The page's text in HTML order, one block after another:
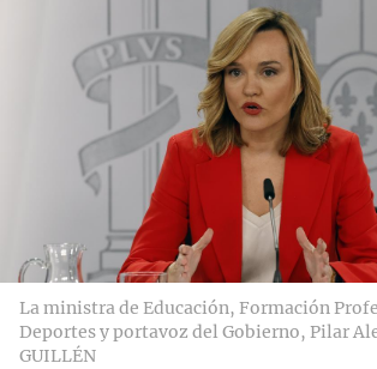
La ministra de Educación, Formación
Deportes y portavoz del Gobierno, Pilar
GUILLÉN